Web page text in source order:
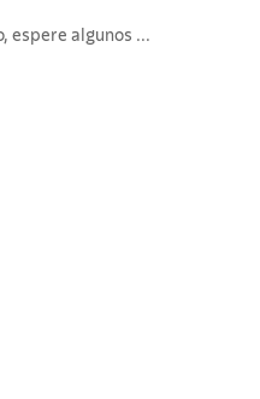
espere algunos ...